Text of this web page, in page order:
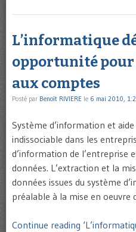
L’informatique
opportunité
aux comptes
Posté par Benoît RIVIERE le 6 mai 2010,
Système d’information et
indissociable dans les
d’information de l’entreprise
données. L’extraction et la
données issues du système
préalable à la mise en oeuvre
Continue reading